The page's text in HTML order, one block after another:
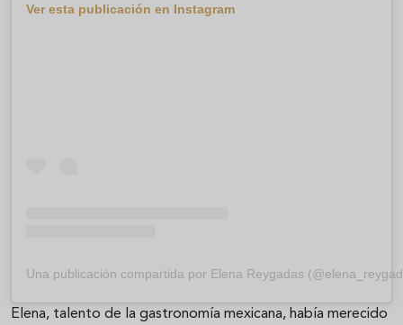
Ver esta publicación en Instagram
Una publicación compartida por Elena Reygadas
Elena, talento de la gastronomía mexicana, había merecido